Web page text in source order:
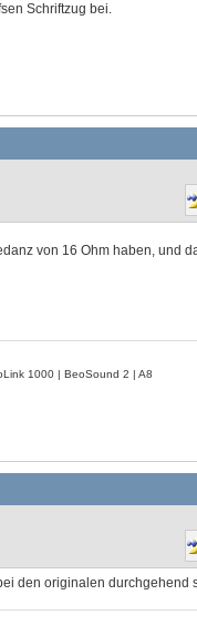
Schriftzug bei.
von 16 Ohm haben, und
1000 | BeoSound 2 | A8
den originalen durchgehend